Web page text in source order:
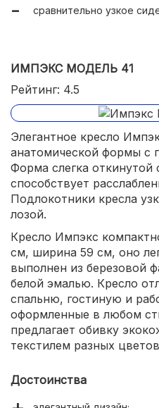
сравнительно узкое
ИМПЭКС МОДЕЛЬ 41
Рейтинг: 4.5
Элегантное кресло
анатомической формы с
Форма слегка откинутой
способствует
Подлокотники кресла
лозой.
Кресло Импэкс
см, ширина 59 см, оно
выполнен из березовой
белой эмалью. Кресло
спальню, гостиную и
оформленные в любом
предлагает обивку
текстилем разных
Достоинства